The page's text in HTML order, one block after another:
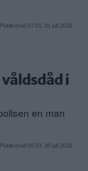
Publicerad 07:01, 31 juli 2026
i
en man
Publicerad 09:53, 30 juli 2026